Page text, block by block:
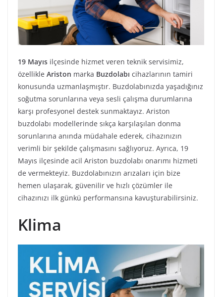
19 Mayıs ilçesinde hizmet veren teknik servisimiz,
özellikle Ariston marka Buzdolabı cihazlarının tamiri
konusunda uzmanlaşmıştır. Buzdolabınızda yaşadığınız
soğutma sorunlarına veya sesli çalışma durumlarına
karşı profesyonel destek sunmaktayız. Ariston
buzdolabı modellerinde sıkça karşılaşılan donma
sorunlarına anında müdahale ederek, cihazınızın
verimli bir şekilde çalışmasını sağlıyoruz. Ayrıca, 19
Mayıs ilçesinde acil Ariston buzdolabı onarımı hizmeti
de vermekteyiz. Buzdolabınızın arızaları için bize
hemen ulaşarak, güvenilir ve hızlı çözümler ile
cihazınızı ilk günkü performansına kavuşturabilirsiniz.
Klima